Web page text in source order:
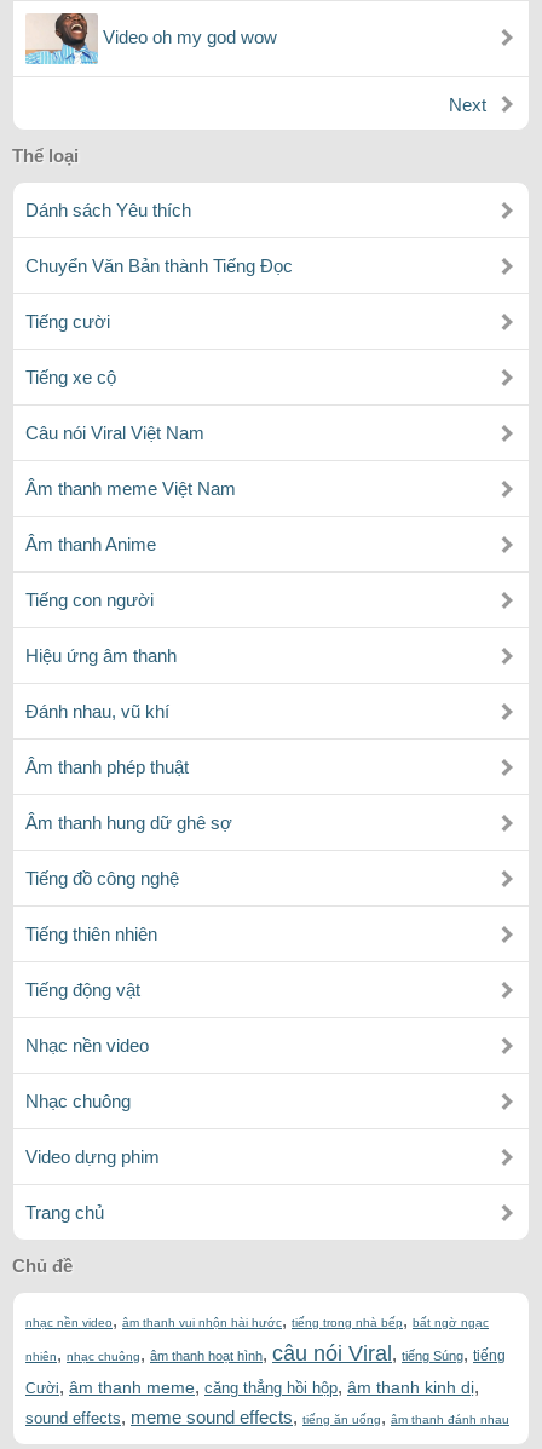
Video oh my god wow
Next
Thể loại
Dánh sách Yêu thích
Chuyển Văn Bản thành Tiếng Đọc
Tiếng cười
Tiếng xe cộ
Câu nói Viral Việt Nam
Âm thanh meme Việt Nam
Âm thanh Anime
Tiếng con người
Hiệu ứng âm thanh
Đánh nhau, vũ khí
Âm thanh phép thuật
Âm thanh hung dữ ghê sợ
Tiếng đồ công nghệ
Tiếng thiên nhiên
Tiếng động vật
Nhạc nền video
Nhạc chuông
Video dựng phim
Trang chủ
Chủ đề
nhạc nền video, âm thanh vui nhộn hài hước, tiếng trong nhà bếp, bất ngờ ngạc
nhiên, nhạc chuông, âm thanh hoạt hình, câu nói Viral, tiếng Súng, tiếng
Cười, âm thanh meme, căng thẳng hồi hộp, âm thanh kinh dị,
sound effects, meme sound effects, tiếng ăn uống, âm thanh đánh nhau